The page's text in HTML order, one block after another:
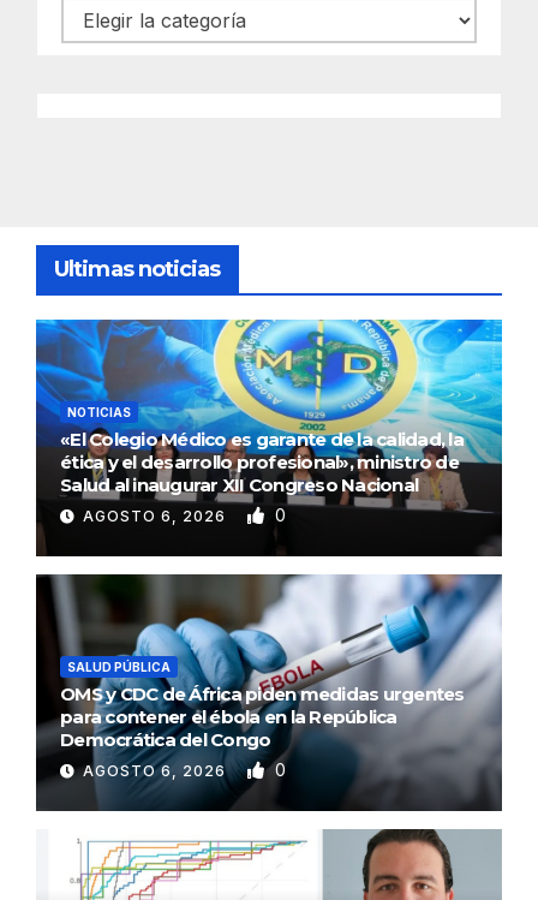
Categorías
Ultimas noticias
NOTICIAS
«El Colegio Médico es garante de la calidad, la
ética y el desarrollo profesional», ministro de
Salud al inaugurar XII Congreso Nacional
AGOSTO 6, 2026 0
SALUD PÚBLICA
OMS y CDC de África piden medidas urgentes
para contener el ébola en la República
Democrática del Congo
AGOSTO 6, 2026 0